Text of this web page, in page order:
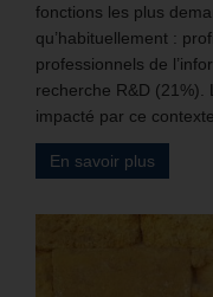
fonctions les plus
qu’habituellement :
professionnels de
recherche R&D (21%).
impacté par ce contexte.
En savoir plus